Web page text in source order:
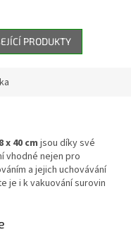
PRODUKTY
x 40 cm jsou díky své
vhodné nejen pro
a jejich uchovávání
je i k vakuování surovin